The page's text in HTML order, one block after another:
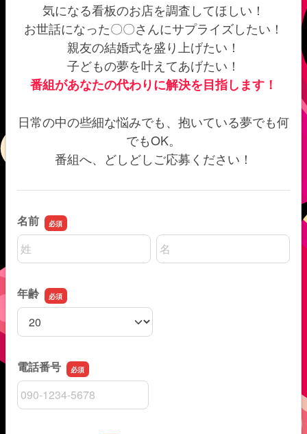
気になる看板のお店を調査してほしい！
お世話になった〇〇さんにサプライズしたい！
親友の結婚式を盛り上げたい！
子どもの夢を叶えてあげたい！
番組があなたの代わりに解決を目指します！
日常の中の些細な悩みでも、抱いている夢でも何
でもOK。
番組へ、どしどしご応募ください！
名前
名前の姓
名前の名
年齢
年齢
電話番号
電話番号